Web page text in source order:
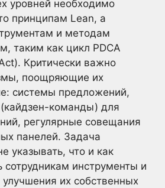
уровней необходимо
принципам Lean, а
и методам
таким как цикл PDCA
Критически важно
поощряющие их
системы предложений,
команды) для
регулярные совещания
панелей. Задача
указывать, что и как
сотрудникам инструменты и
их собственных